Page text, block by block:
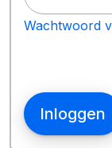
Wachtwoord